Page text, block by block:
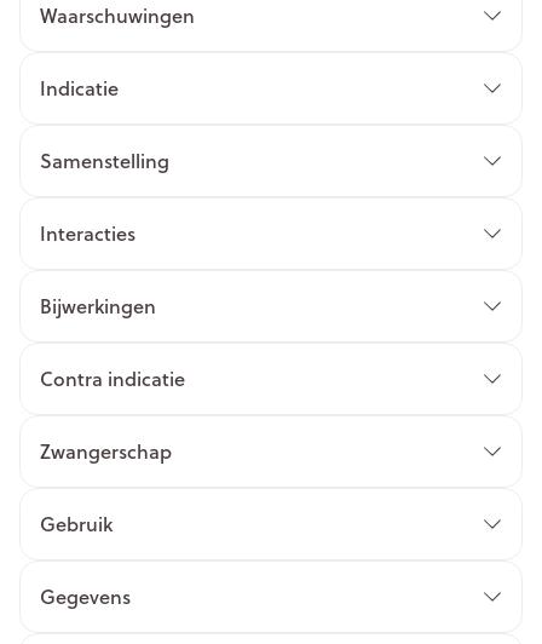
Waarschuwingen
Indicatie
Samenstelling
Interacties
Bijwerkingen
Contra indicatie
Zwangerschap
Gebruik
Gegevens